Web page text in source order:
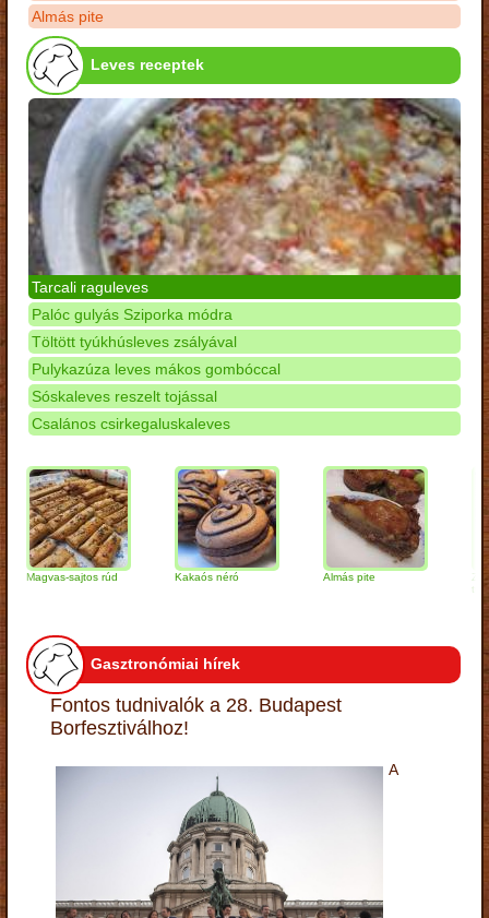
Almás pite
Leves receptek
Tarcali raguleves
Palóc gulyás Sziporka módra
Töltött tyúkhúsleves zsályával
Pulykazúza leves mákos gombóccal
Sóskaleves reszelt tojással
Csalános csirkegaluskaleves
sajtos rúd Kakaós néró Almás pite
Gasztronómiai hírek
Fontos tudnivalók a 28. Budapest
Borfesztiválhoz!
A